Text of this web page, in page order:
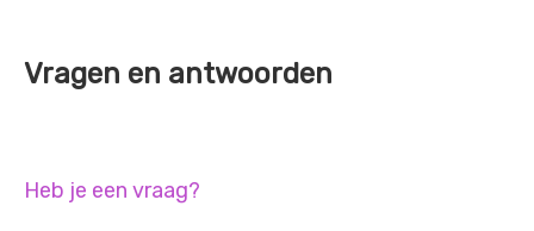
Vragen en antwoorden
Heb je een vraag?